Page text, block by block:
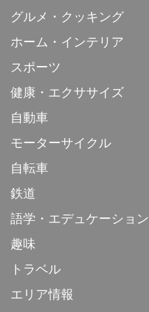
グルメ・クッキング
ホーム・インテリア
スポーツ
健康・エクササイズ
自動車
モーターサイクル
自転車
鉄道
語学・エデュケーション
趣味
トラベル
エリア情報